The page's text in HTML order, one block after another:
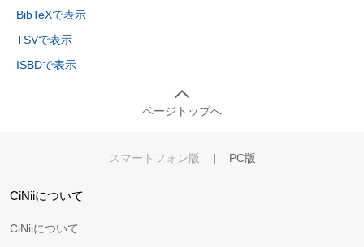
BibTeXで表示
TSVで表示
ISBDで表示
ページトップへ
スマートフォン版 | PC版
CiNiiについて
CiNiiについて